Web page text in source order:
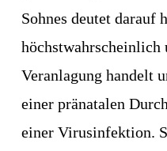
Sohnes deutet darauf
höchstwahrscheinlich
Veranlagung handelt
einer pränatalen
einer Virusinfektion.